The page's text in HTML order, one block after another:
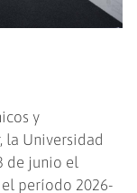
y
la Universidad
de junio el
período 2026-